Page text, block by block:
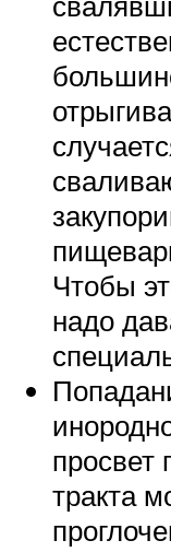
Чтобы
надо
просвет
тракта